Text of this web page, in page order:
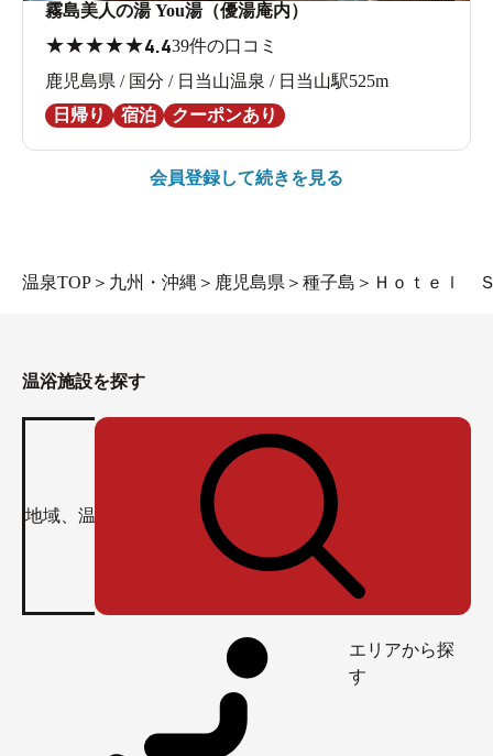
霧島美人の湯 You湯（優湯庵内）
★★★★★4.439件の口コミ
鹿児島県 / 国分 / 日当山温泉 / 日当山駅525m
日帰り
宿泊 クーポンあり
会員登録して続きを見る
温泉TOP ＞ 九州・沖縄 ＞ 鹿児島県 ＞ 種子島 ＞ Ｈｏｔｅｌ
温浴施設を探す
エリアから探
す